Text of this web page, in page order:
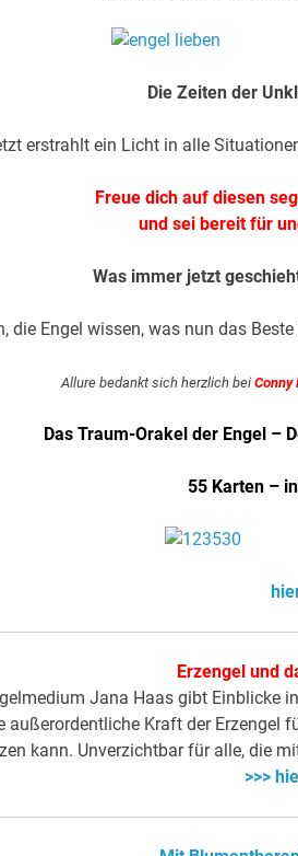
Die Zeiten der
erstrahlt ein Licht in alle
Freue dich auf diesen
und sei bereit für
Was immer jetzt
die Engel wissen, was nun das
.Allure bedankt sich herzlich bei Conny
Das Traum-Orakel der Engel –
55 Karten –
Erzengel und
Jana Haas gibt Einblicke
außerordentliche Kraft der Erzengel
kann. Unverzichtbar für alle, die
>>>